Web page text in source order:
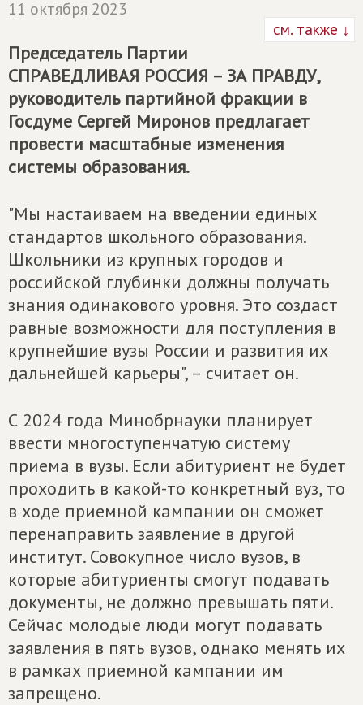
11 октября 2023
см. также ↓
Председатель Партии
СПРАВЕДЛИВАЯ РОССИЯ – ЗА ПРАВДУ,
руководитель партийной фракции в
Госдуме Сергей Миронов предлагает
провести масштабные изменения
системы образования.
"Мы настаиваем на введении единых
стандартов школьного образования.
Школьники из крупных городов и
российской глубинки должны получать
знания одинакового уровня. Это создаст
равные возможности для поступления в
крупнейшие вузы России и развития их
дальнейшей карьеры", – считает он.
С 2024 года Минобрнауки планирует
ввести многоступенчатую систему
приема в вузы. Если абитуриент не будет
проходить в какой-то конкретный вуз, то
в ходе приемной кампании он сможет
перенаправить заявление в другой
институт. Совокупное число вузов, в
которые абитуриенты смогут подавать
документы, не должно превышать пяти.
Сейчас молодые люди могут подавать
заявления в пять вузов, однако менять их
в рамках приемной кампании им
запрещено.